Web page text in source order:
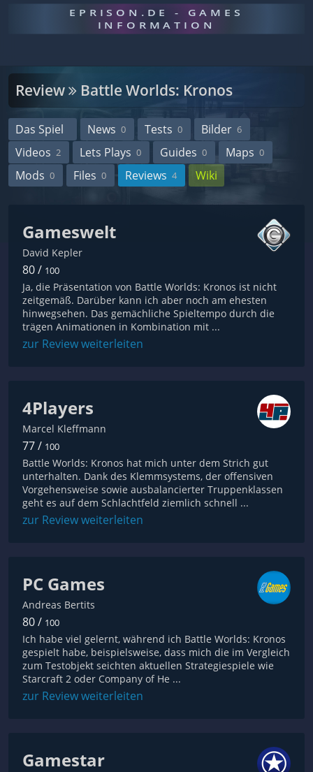
EPRISON.DE - GAMES
INFORMATION
Review Battle Worlds: Kronos
Das Spiel News 0 Tests 0 Bilder 6
Videos 2 Lets Plays 0 Guides 0 Maps 0
Mods 0 Files 0 Reviews 4 Wiki
Gameswelt
David Kepler
80 / 100
Ja, die Präsentation von Battle Worlds: Kronos ist nicht
zeitgemäß. Darüber kann ich aber noch am ehesten
hinwegsehen. Das gemächliche Spieltempo durch die
trägen Animationen in Kombination mit ...
zur Review weiterleiten
4Players
Marcel Kleffmann
77 / 100
Battle Worlds: Kronos hat mich unter dem Strich gut
unterhalten. Dank des Klemmsystems, der offensiven
Vorgehensweise sowie ausbalancierter Truppenklassen
geht es auf dem Schlachtfeld ziemlich schnell ...
zur Review weiterleiten
PC Games
Andreas Bertits
80 / 100
Ich habe viel gelernt, während ich Battle Worlds: Kronos
gespielt habe, beispielsweise, dass mich die im Vergleich
zum Testobjekt seichten aktuellen Strategiespiele wie
Starcraft 2 oder Company of He ...
zur Review weiterleiten
Gamestar